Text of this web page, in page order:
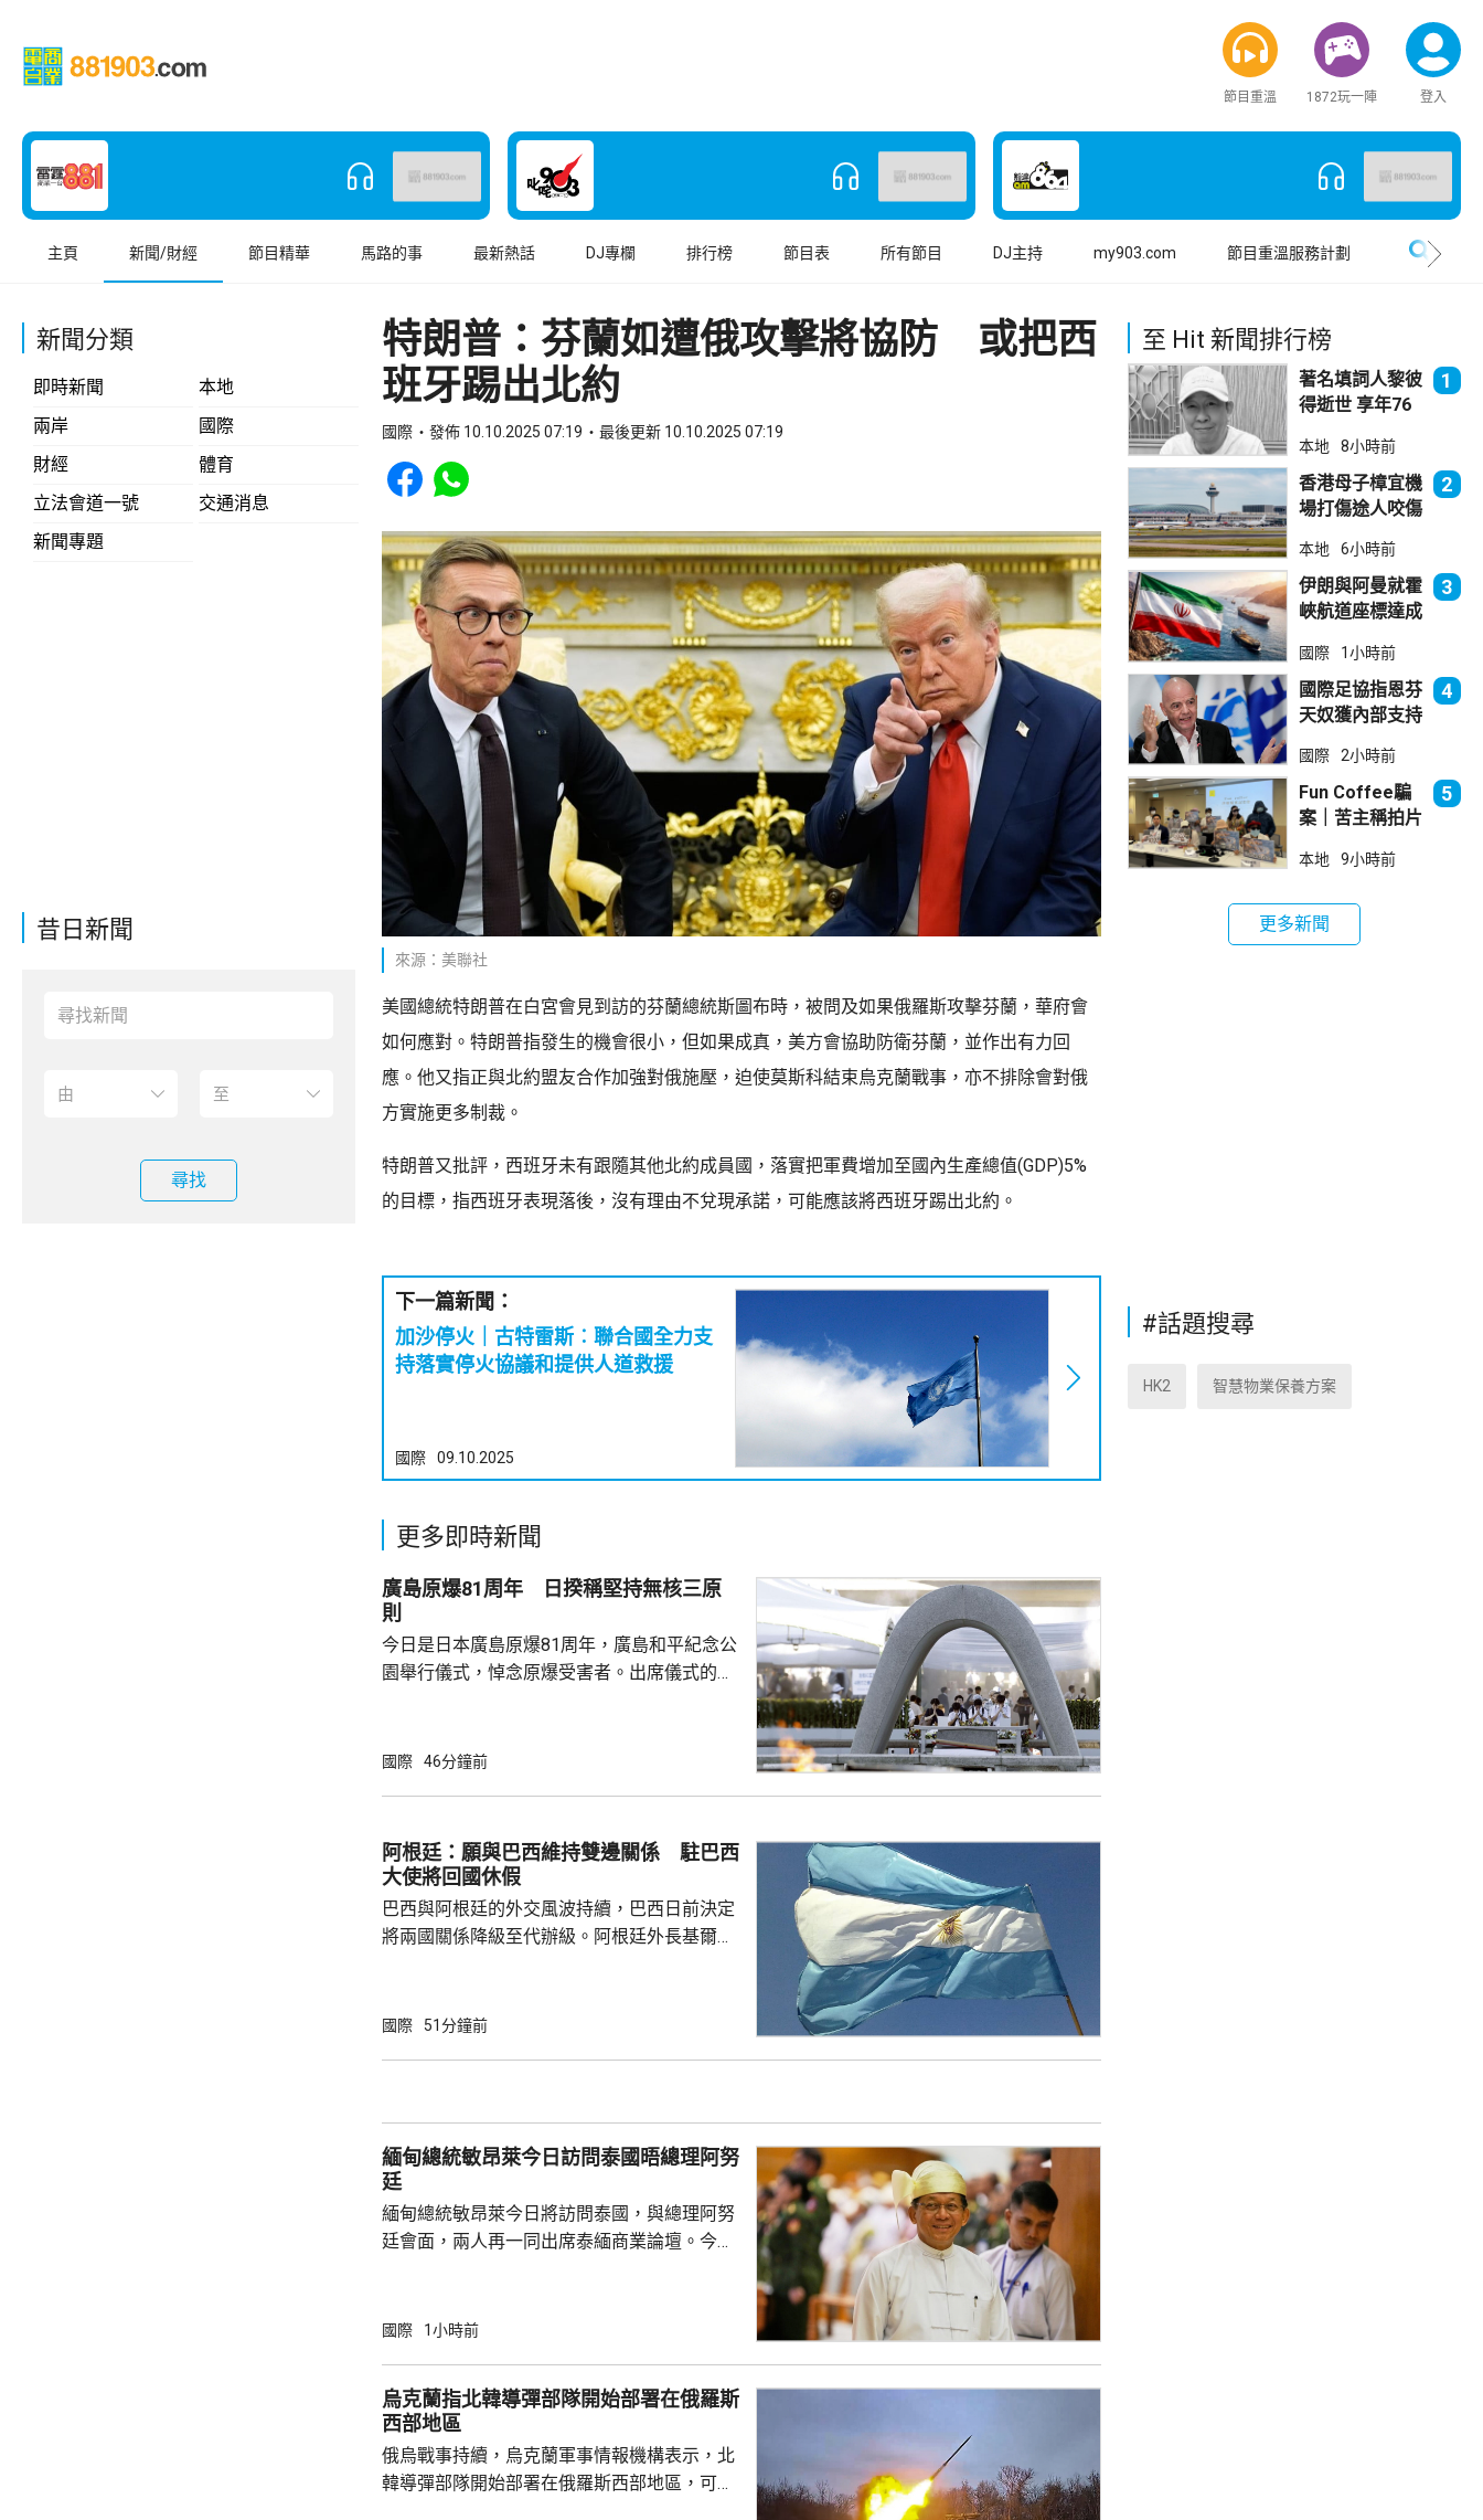
節目重溫 1872玩一陣 登入
主頁 新聞/財經 節目精華 馬路的事 最新熱話 DJ專欄 排行榜 節目表 所有節目 DJ主持 my903.com 節目重溫服務計劃
新聞分類
即時新聞
本地
兩岸
國際
財經
體育
立法會道一號
交通消息
新聞專題
昔日新聞
尋找
特朗普：芬蘭如遭俄攻擊將協防 或把西
班牙踢出北約
國際 發佈 10.10.2025 07:19 最後更新 10.10.2025 07:19
Share to Facebook
Share to WhatsApp
來源：美聯社
美國總統特朗普在白宮會見到訪的芬蘭總統斯圖布時，被問及如果俄羅斯攻擊芬蘭，華府會
如何應對。特朗普指發生的機會很小，但如果成真，美方會協助防衛芬蘭，並作出有力回
應。他又指正與北約盟友合作加強對俄施壓，迫使莫斯科結束烏克蘭戰事，亦不排除會對俄
方實施更多制裁。
特朗普又批評，西班牙未有跟隨其他北約成員國，落實把軍費增加至國內生產總值(GDP)5%
的目標，指西班牙表現落後，沒有理由不兌現承諾，可能應該將西班牙踢出北約。
下一篇新聞：
加沙停火｜古特雷斯︰聯合國全力支
持落實停火協議和提供人道救援
國際 09.10.2025
更多即時新聞
廣島原爆81周年 日揆稱堅持無核三原
則
今日是日本廣島原爆81周年，廣島和平紀念公
園舉行儀式，悼念原爆受害者。出席儀式的首
努力的使命，強調將繼續堅持「無核三原
用合法化，從根本上動搖世界和平穩定，可能
令二戰時廣島及長崎經歷原爆的慘劇重演。他
深感憂慮並呼籲各國採取行動，徹底廢除核...
國際 46分鐘前
阿根廷：願與巴西維持雙邊關係 駐巴西
大使將回國休假
巴西與阿根廷的外交風波持續，巴西日前決定
將兩國關係降級至代辦級。阿根廷外長基爾諾
驅逐的阿根廷大使雷蒙迪近日將回國休假。 阿
總統博爾索納羅。巴西翌日召回駐阿根廷大
使，以抗議米萊言行。
國際 51分鐘前
緬甸總統敏昂萊今日訪問泰國晤總理阿努
廷
緬甸總統敏昂萊今日將訪問泰國，與總理阿努
廷會面，兩人再一同出席泰緬商業論壇。今次
發動政變推翻民選政府後，緬甸一直被禁止參
日前重申，泰國對緬甸採取審慎及校準式的重
新接觸政策，除了保持兩國的溝通渠道，亦敦
促緬方遵守東盟主導的和平倡議，這點...
國際 1小時前
烏克蘭指北韓導彈部隊開始部署在俄羅斯
西部地區
俄烏戰事持續，烏克蘭軍事情報機構表示，北
韓導彈部隊開始部署在俄羅斯西部地區，可能
至 Hit 新聞排行榜
著名填詞人黎彼
得逝世 享年76
1
本地 8小時前
香港母子樟宜機
場打傷途人咬傷
法院判囚
2
本地 6小時前
伊朗與阿曼就霍
峽航道座標達成
部分途經伊朗領
海
3
國際 1小時前
國際足協指恩芬
天奴獲內部支持
4
國際 2小時前
Fun Coffee騙
案｜苦主稱拍片
立法會議員倡加
5
本地 9小時前
更多新聞
#話題搜尋
HK2 智慧物業保養方案